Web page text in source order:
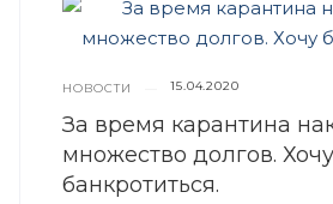
НОВОСТИ 15.04.2020
За время карантина
множество долгов. Хочу
банкротиться.